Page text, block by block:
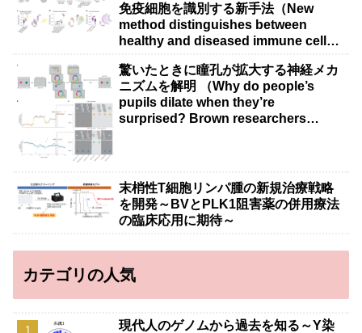
免疫細胞を識別する新手法（New
method distinguishes between
healthy and diseased immune cells
驚いたときに瞳孔が拡大する神経メカ
ニズムを解明 （Why do people’s
pupils dilate when they’re
surprised? Brown researchers
末梢性T細胞リンパ腫の新規治療戦略
を開発～BVとPLK1阻害薬の併用療法
の臨床応用に期待～
カテゴリの人気
現代人のゲノムから過去を知る～Y染